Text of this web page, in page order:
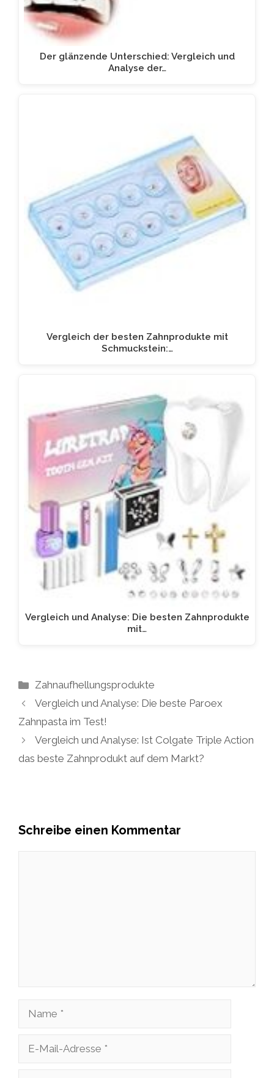
Der glänzende Unterschied: Vergleich und
Analyse der…
Vergleich der besten Zahnprodukte mit
Schmuckstein:…
Vergleich und Analyse: Die besten Zahnprodukte
mit…
Kategorien
Zahnaufhellungsprodukte
Vergleich und Analyse: Die beste Paroex
Zahnpasta im Test!
Vergleich und Analyse: Ist Colgate Triple Action
das beste Zahnprodukt auf dem Markt?
Schreibe einen Kommentar
Name